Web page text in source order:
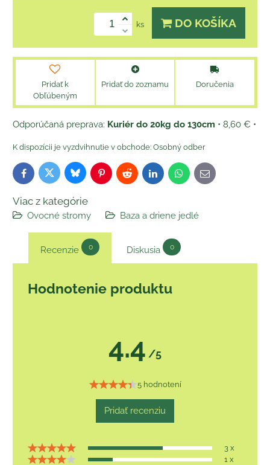
ks DO KOŠÍKA
Pridať k
Obľúbeným
Pridať do zoznamu Doručenia
Kuriér do 20kg do 130cm • 8,60 € •
Osobný odber
FacebookTwitterBlueskyPinterestReddit LinkedInWhatsApp
E-
mail
Viac z kategórie
Ovocné stromy Baza a driene jedlé
Recenzie 0 Diskusia 0
Hodnotenie produktu
4.4 /5
5 hodnotení
Pridať recenziu
3 x
1 x